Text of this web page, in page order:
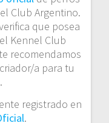
Club Argentino.
que posea
Kennel Club
recomendamos
a para tu
registrado en
.